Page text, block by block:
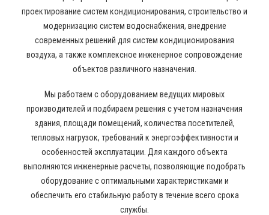
проектирование систем кондиционирования, строительство и
модернизацию систем водоснабжения, внедрение
современных решений для систем кондиционирования
воздуха, а также комплексное инженерное сопровождение
объектов различного назначения.
Мы работаем с оборудованием ведущих мировых
производителей и подбираем решения с учетом назначения
здания, площади помещений, количества посетителей,
тепловых нагрузок, требований к энергоэффективности и
особенностей эксплуатации. Для каждого объекта
выполняются инженерные расчеты, позволяющие подобрать
оборудование с оптимальными характеристиками и
обеспечить его стабильную работу в течение всего срока
службы.